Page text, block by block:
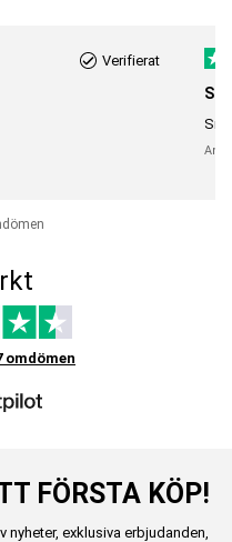
Verifierat
omdömen
FÖRSTA KÖP!
exklusiva erbjudanden,